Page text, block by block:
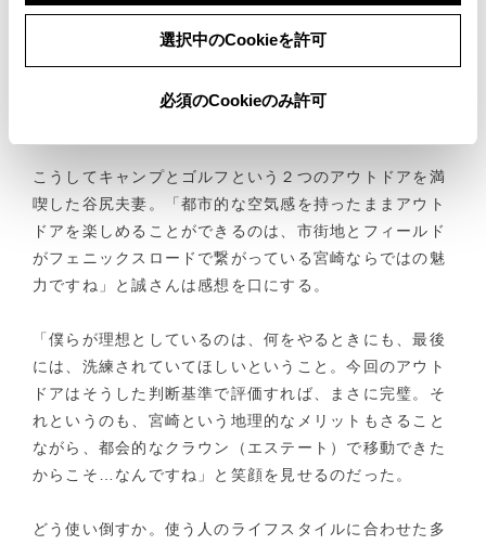
選択中のCookieを許可
必須のCookieのみ許可
ら」と、補足する直子さん。
平日はクリティカルに生活し、休日はあえて「無駄な効
率」を楽しむ…ということが、谷尻夫妻のモットーのよ
こうしてキャンプとゴルフという２つのアウトドアを満
喫した谷尻夫妻。「都市的な空気感を持ったままアウト
ドアを楽しめることができるのは、市街地とフィールド
がフェニックスロードで繋がっている宮崎ならではの魅
力ですね」と誠さんは感想を口にする。
「僕らが理想としているのは、何をやるときにも、最後
には、洗練されていてほしいということ。今回のアウト
ドアはそうした判断基準で評価すれば、まさに完璧。そ
れというのも、宮崎という地理的なメリットもさること
ながら、都会的なクラウン（エステート）で移動できた
からこそ…なんですね」と笑顔を見せるのだった。
どう使い倒すか。使う人のライフスタイルに合わせた多